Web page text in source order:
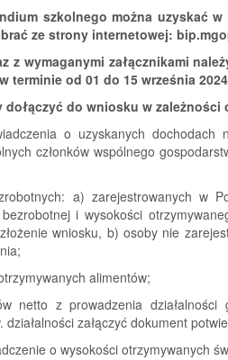
szkolnego można uzyskać
ze strony internetowej:
z wymaganymi załącznikami
terminie od 01 do 15 września
dołączyć do wniosku w
o uzyskanych
członków wspólnego
a) zarejestrowanych w
i wysokości
wniosku, b) osoby nie
alimentów;
netto z prowadzenia
załączyć dokument
o wysokości otrzymywanych